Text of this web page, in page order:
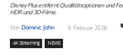
Disney Plus entfernt Qualitätsoptionen und
HDR und 3D-Filme.
Von Dominic Jahn 9. Februar 2026
4K Streaming NEWS